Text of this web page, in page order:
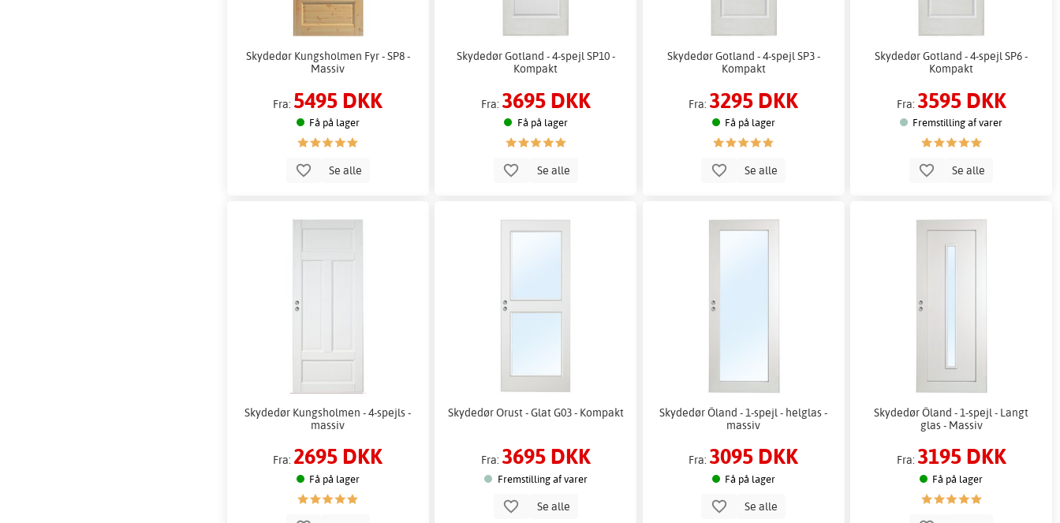
Skydedør Kungsholmen Fyr - SP8 -
Massiv
Fra: 5495 DKK
Få på lager
Se alle
Skydedør Gotland - 4-spejl SP10 -
Kompakt
Fra: 3695 DKK
Få på lager
Se alle
Skydedør Gotland - 4-spejl SP3 -
Kompakt
Fra: 3295 DKK
Få på lager
Se alle
Skydedør Gotland - 4-spejl SP6 -
Kompakt
Fra: 3595 DKK
Fremstilling af varer
Se alle
Skydedør Kungsholmen - 4-spejls -
massiv
Fra: 2695 DKK
Få på lager
Skydedør Orust - Glat G03 - Kompakt
Fra: 3695 DKK
Fremstilling af varer
Se alle
Skydedør Öland - 1-spejl - helglas -
massiv
Fra: 3095 DKK
Få på lager
Se alle
Skydedør Öland - 1-spejl - Langt
glas - Massiv
Fra: 3195 DKK
Få på lager